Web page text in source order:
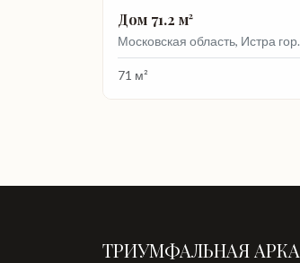
Дом 71.2 м²
71 м²
ТРИУМФАЛЬНАЯ АРКА